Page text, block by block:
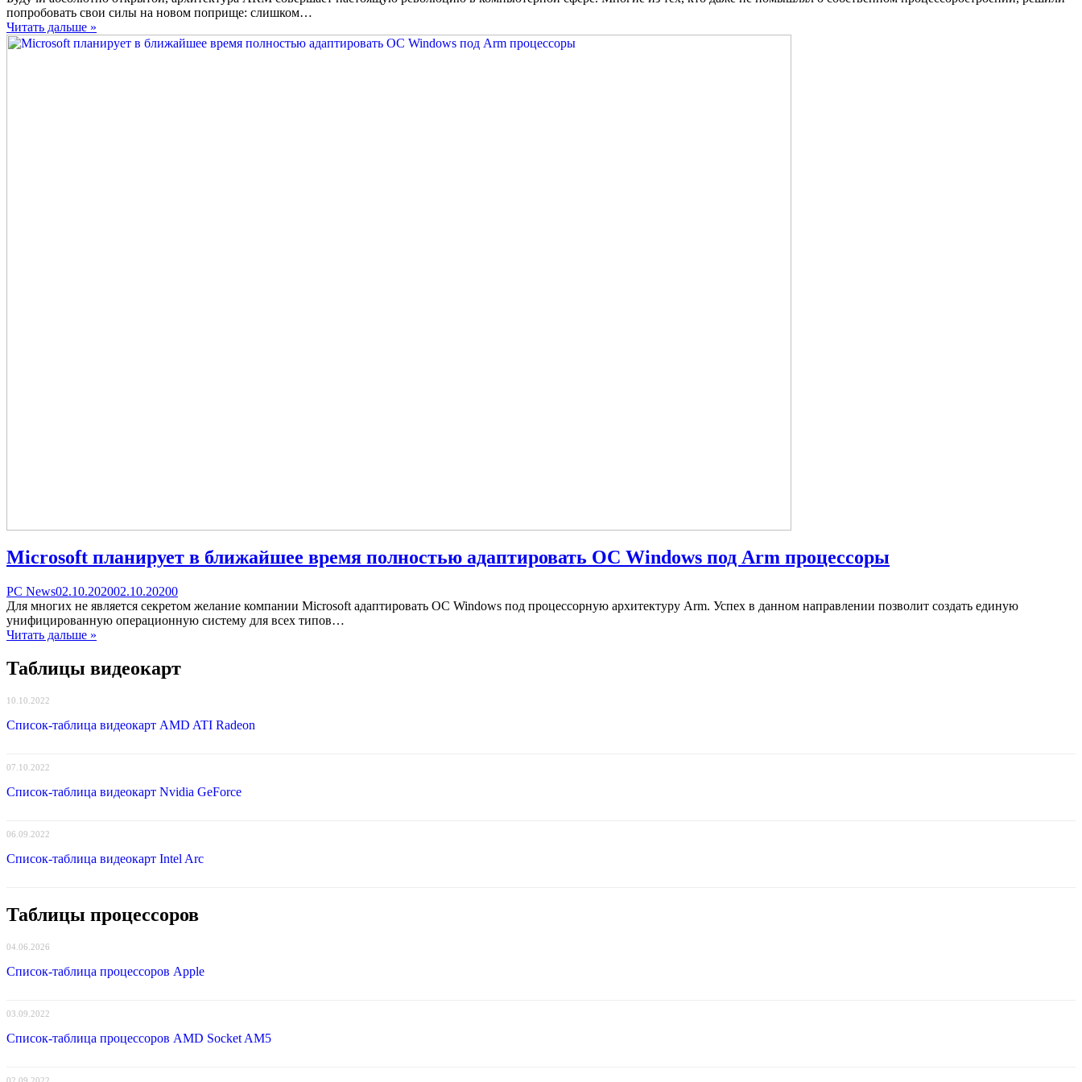
Microsoft
собственные
попробовать свои силы на новом поприще: слишком…
Читать дальше »
Microsoft планирует в ближайшее время полностью адаптировать ОС Windows под Arm процессоры
Categories
PC NewsPosted
on
02.10.202002.10.20200comments
on
Microsoft
ближайшее
время
ОС
Для многих не является секретом желание компании Microsoft адаптировать ОС Windows под процессорную архитектуру Arm. Успех в данном направлении позволит создать единую
унифицированную операционную систему для всех типов…
Читать дальше »
Таблицы видеокарт
10.10.2022
Список-таблица видеокарт AMD ATI Radeon
07.10.2022
Список-таблица видеокарт Nvidia GeForce
06.09.2022
Список-таблица видеокарт Intel Arc
Таблицы процессоров
04.06.2026
Список-таблица процессоров Apple
03.09.2022
Список-таблица процессоров AMD Socket AM5